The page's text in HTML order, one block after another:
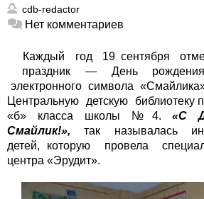
cdb-redactor
Нет комментариев
Каждый год 19 сентября
праздник — День
электронного символа
Центральную детскую библиотеку
«б» класса школы №4.«С
Смайлик!», так называлась
детей, которую провела
центра «Эрудит».